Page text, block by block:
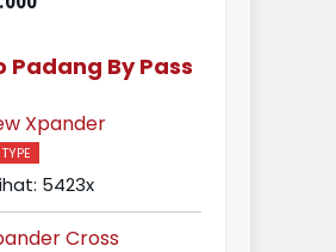
Padang By Pass
Xpander
5423x
Cross